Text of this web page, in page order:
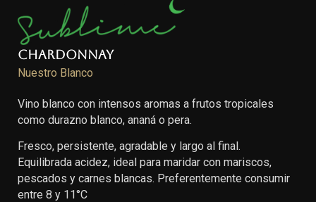
Chardonnay
Nuestro Blanco
Vino blanco con intensos aromas a frutos tropicales
como durazno blanco, ananá o pera.
Fresco, persistente, agradable y largo al final.
Equilibrada acidez, ideal para maridar con mariscos,
pescados y carnes blancas. Preferentemente consumir
entre 8 y 11°C